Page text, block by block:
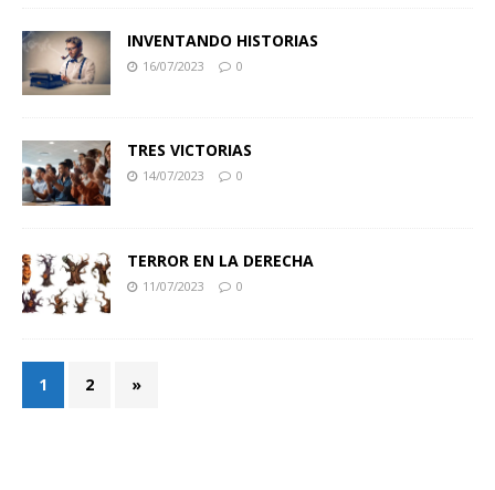
INVENTANDO HISTORIAS
16/07/2023 0
TRES VICTORIAS
14/07/2023 0
TERROR EN LA DERECHA
11/07/2023 0
1 2 »